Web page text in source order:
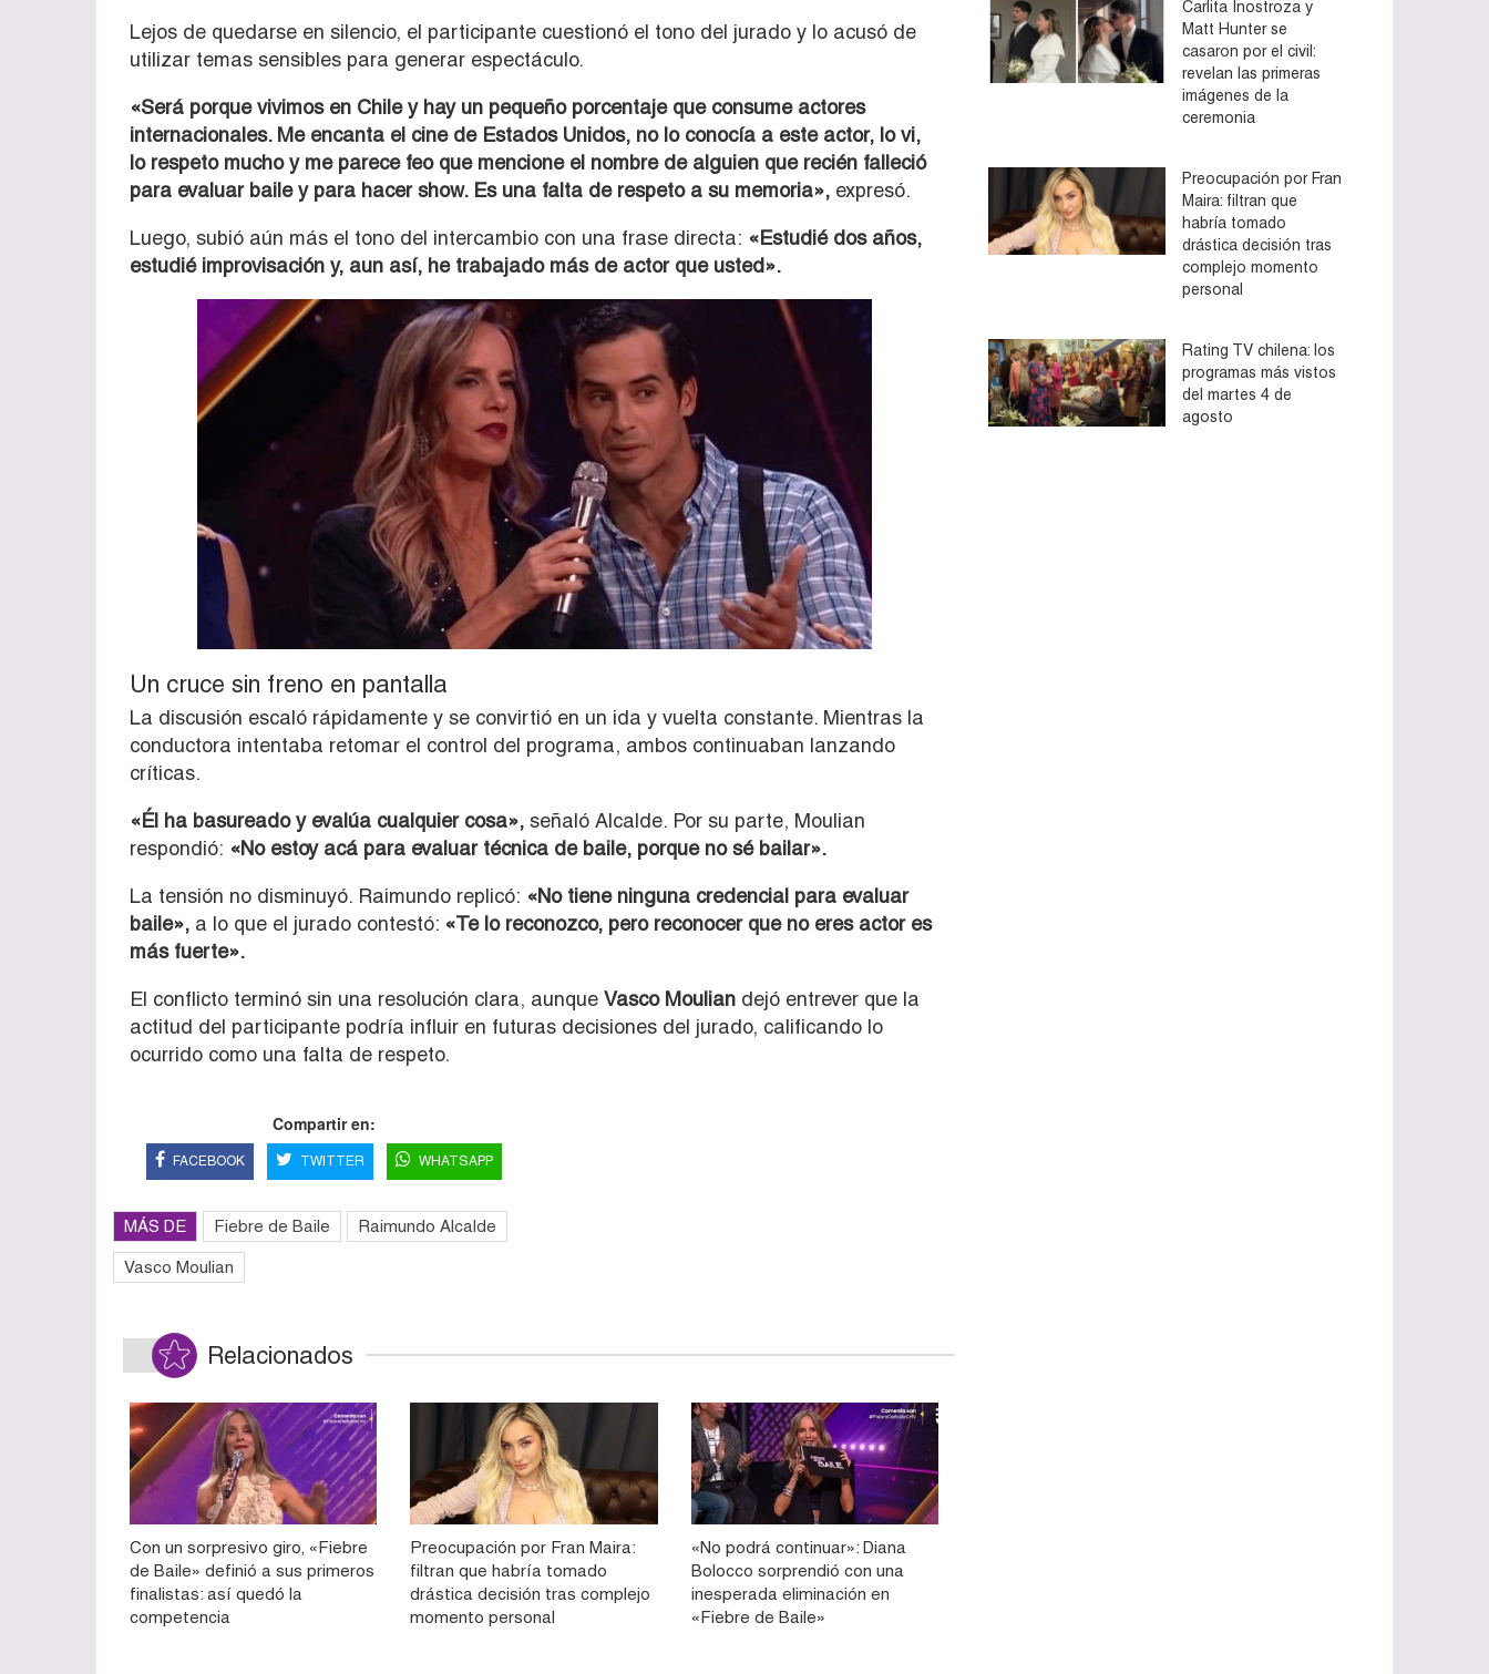
Lejos de quedarse en silencio, el participante cuestionó el tono del jurado y lo acusó de
utilizar temas sensibles para generar espectáculo.
«Será porque vivimos en Chile y hay un pequeño porcentaje que consume actores
internacionales. Me encanta el cine de Estados Unidos, no lo conocía a este actor, lo vi,
lo respeto mucho y me parece feo que mencione el nombre de alguien que recién falleció
para evaluar baile y para hacer show. Es una falta de respeto a su memoria», expresó.
Luego, subió aún más el tono del intercambio con una frase directa: «Estudié dos años,
estudié improvisación y, aun así, he trabajado más de actor que usted».
Un cruce sin freno en pantalla
La discusión escaló rápidamente y se convirtió en un ida y vuelta constante. Mientras la
conductora intentaba retomar el control del programa, ambos continuaban lanzando
críticas.
«Él ha basureado y evalúa cualquier cosa», señaló Alcalde. Por su parte, Moulian
respondió: «No estoy acá para evaluar técnica de baile, porque no sé bailar».
La tensión no disminuyó. Raimundo replicó: «No tiene ninguna credencial para evaluar
baile», a lo que el jurado contestó: «Te lo reconozco, pero reconocer que no eres actor es
más fuerte».
El conflicto terminó sin una resolución clara, aunque Vasco Moulian dejó entrever que la
actitud del participante podría influir en futuras decisiones del jurado, calificando lo
ocurrido como una falta de respeto.
Compartir en:
FACEBOOK TWITTER WHATSAPP
MÁS DE Fiebre de Baile Raimundo Alcalde
Vasco Moulian
Relacionados
Con un sorpresivo giro, «Fiebre
de Baile» definió a sus primeros
finalistas: así quedó la
competencia
Preocupación por Fran Maira:
filtran que habría tomado
drástica decisión tras complejo
momento personal
«No podrá continuar»: Diana
Bolocco sorprendió con una
inesperada eliminación en
«Fiebre de Baile»
Carlita Inostroza y
Matt Hunter se
casaron por el civil:
revelan las primeras
imágenes de la
ceremonia
Preocupación por Fran
Maira: filtran que
habría tomado
drástica decisión tras
complejo momento
personal
Rating TV chilena: los
programas más vistos
del martes 4 de
agosto